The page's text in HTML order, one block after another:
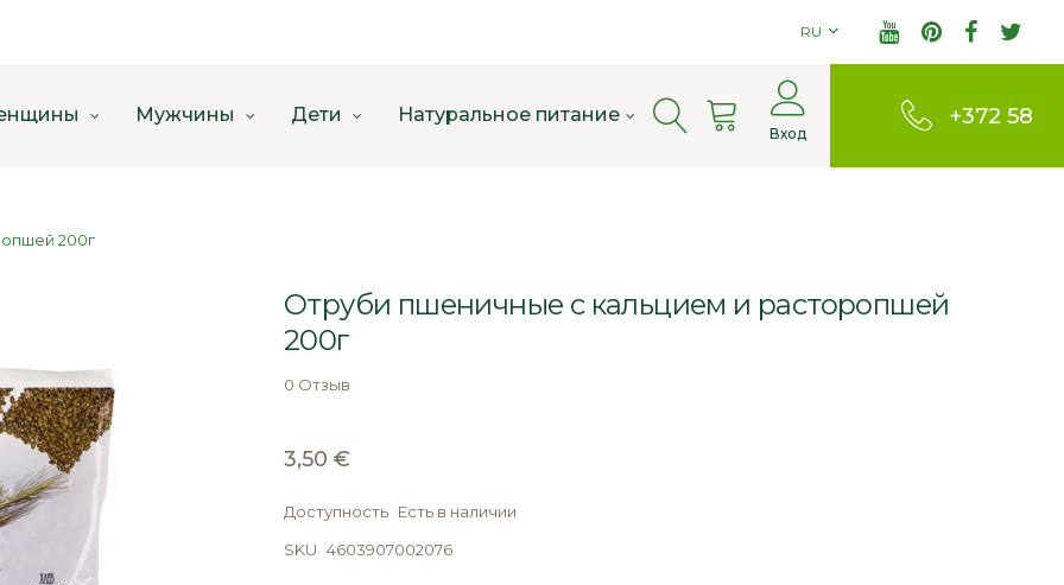
RU
Мужчины Дети Натуральное питание Cart
Вход
+372 58
200г
Отруби пшеничные с кальцием и расторопшей
200г
0 Отзыв
3,50 €
Доступность Есть в наличии
SKU 4603907002076